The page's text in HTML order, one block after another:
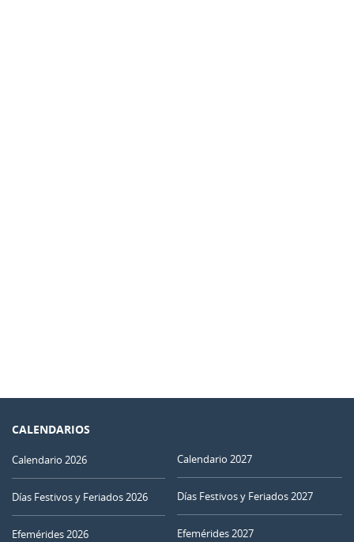
CALENDARIOS
Calendario 2026
Días Festivos y Feriados 2026
Efemérides 2026
Calendario 2027
Días Festivos y Feriados 2027
Efemérides 2027